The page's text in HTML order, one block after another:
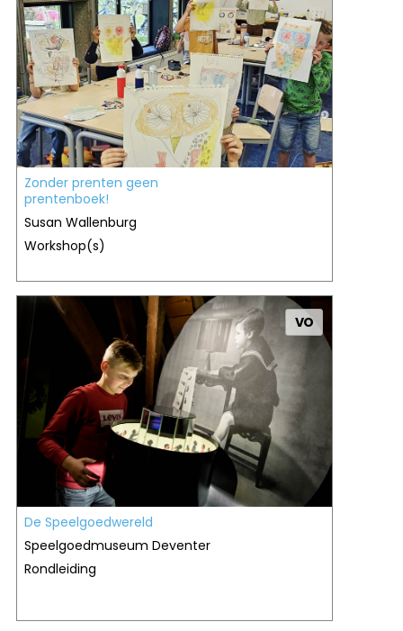
Zonder prenten geen
prentenboek!
Susan Wallenburg
Workshop(s)
VO
De Speelgoedwereld
Speelgoedmuseum Deventer
Rondleiding